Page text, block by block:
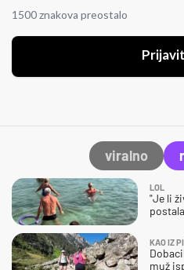
1500 znakova preostalo
viralno
LOL
"Je li
KAO IZ
muž